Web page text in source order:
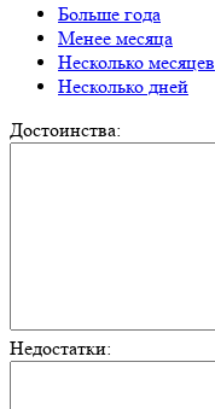
Больше года
Менее месяца
Несколько месяцев
Несколько дней
Достоинства:
Недостатки: